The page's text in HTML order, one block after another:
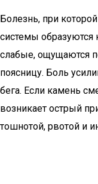
Болезнь, при
системы
слабые, ощущаются
поясницу. Боль
бега. Если камень
возникает острый
тошнотой, рвотой и